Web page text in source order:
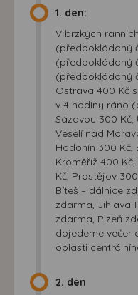
1. den:
V brzkých
(předpokládaný
(předpokládaný
(předpokládaný
Ostrava 400 Kč
v 4 hodiny ráno
Sázavou 300 Kč,
Veselí nad
Hodonín 300 Kč,
Kroměříž 400
Kč, Prostějov
Bíteš – dálnice
zdarma, Jihlava-
zdarma, Plzeň
dojedeme večer
oblasti
2. den